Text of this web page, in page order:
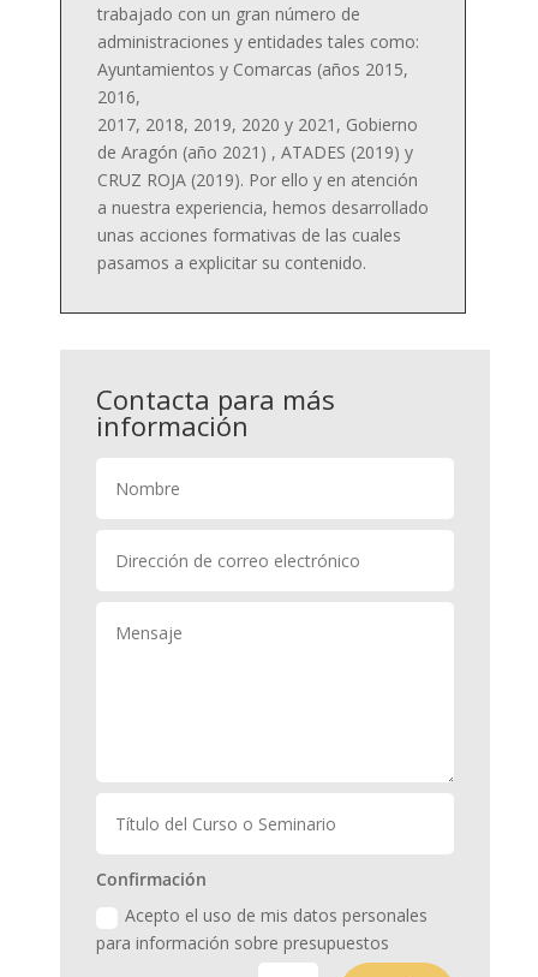
trabajado con un gran número de
administraciones y entidades tales como:
Ayuntamientos y Comarcas (años 2015,
2016,
2017, 2018, 2019, 2020 y 2021, Gobierno
de Aragón (año 2021) , ATADES (2019) y
CRUZ ROJA (2019). Por ello y en atención
a nuestra experiencia, hemos desarrollado
unas acciones formativas de las cuales
pasamos a explicitar su contenido.
Contacta para más
información
Confirmación
Acepto el uso de mis datos personales
para información sobre presupuestos